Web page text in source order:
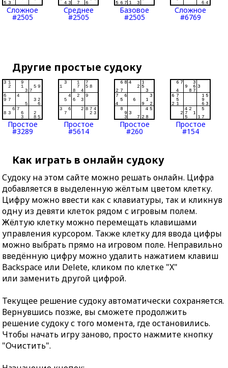
Сложное
#2505
Среднее
#2505
Базовое
#2505
Сложное
#6769
Другие простые судоку
Простое
#3289
Простое
#5614
Простое
#260
Простое
#154
Как играть в онлайн судоку
Судоку на этом сайте можно решать онлайн. Цифра
добавляется в выделенную жёлтым цветом клетку.
Цифру можно ввести как с клавиатуры, так и кликнув
одну из девяти клеток рядом с игровым полем.
Жёлтую клетку можно перемещать клавишами
управления курсором. Также клетку для ввода цифры
можно выбрать прямо на игровом поле. Неправильно
введённую цифру можно удалить нажатием клавиш
Backspace или Delete, кликом по клетке "X"
или заменить другой цифрой.
Текущее решение судоку автоматически сохраняется.
Вернувшись позже, вы сможете продолжить
решение судоку с того момента, где остановились.
Чтобы начать игру заново, просто нажмите кнопку
"Очистить".